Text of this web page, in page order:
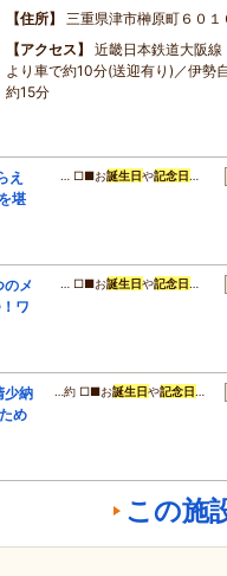
住所
三重県津市榊原町６０１
アクセス
近畿日本鉄道大阪
より車で約10分(送迎有り)／伊勢
約15分
え
堪
… □■お誕生日や記念日 …
メ
ワ
… □■お誕生日や記念日 …
納
め
…約 □■お誕生日や記念日 …
この施